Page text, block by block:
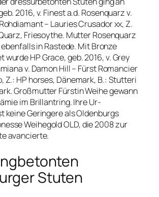
2016, v. Finest a.d. Rosenquarz v.
– Lauries Crusador xx, Z.
Friesoythe. Mutter Rosenquarz
in Rastede. Mit Bronze
wurde HP Grace, geb. 2016, v. Grey
v. Damon Hill – Fürst Romancier
Z.: HP horses, Dänemark, B.: Stutteri
Großmutter Fürstin Weihe gewann
im Brillantring. Ihre Ur-
keine Geringere als Oldenburgs
Weihegold OLD, die 2008 zur
avancierte.
Stuten